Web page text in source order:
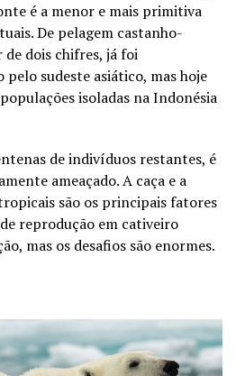
é a menor e mais primitiva
De pelagem castanho-
dois chifres, já foi
sudeste asiático, mas hoje
isoladas na Indonésia
de indivíduos restantes, é
ameaçado. A caça e a
são os principais fatores
reprodução em cativeiro
mas os desafios são enormes.